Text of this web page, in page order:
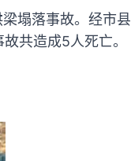
塌落事故。经市县
共造成5人死亡。